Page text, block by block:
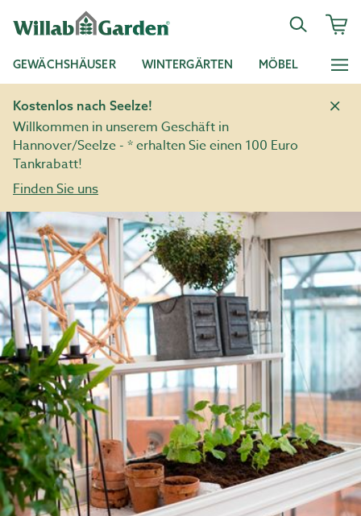
GEWÄCHSHÄUSER WINTERGÄRTEN MÖBEL
Kostenlos nach Seelze!
Willkommen in unserem Geschäft in
Hannover/Seelze - * erhalten Sie einen 100 Euro
Tankrabatt!
Finden Sie uns